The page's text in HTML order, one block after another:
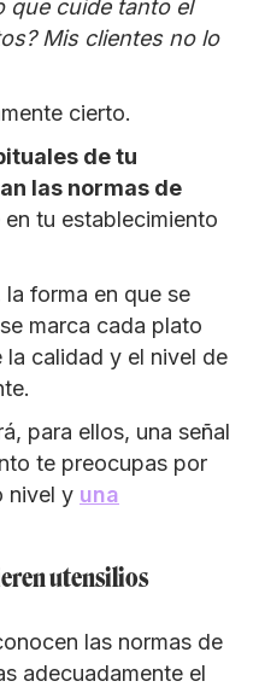
que cuide tanto el
Mis clientes no lo
cierto.
de tu
las normas de
tu establecimiento
forma en que se
marca cada plato
calidad y el nivel de
para ellos, una señal
te preocupas por
nivel y una
utensilios
las normas de
adecuadamente el